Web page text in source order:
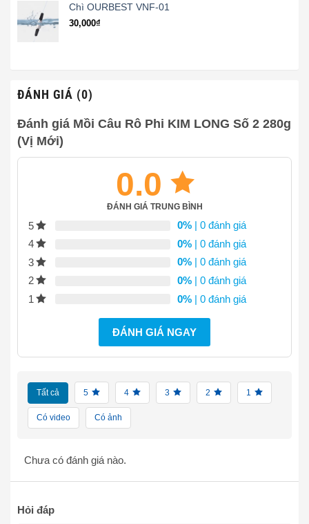
Chì OURBEST VNF-01
30,000₫
ĐÁNH GIÁ (0)
Đánh giá Mồi Câu Rô Phi KIM LONG Số 2 280g
(Vị Mới)
0.0
ĐÁNH GIÁ TRUNG BÌNH
5 0% | 0 đánh giá
4
0% | 0 đánh giá
3
0% | 0 đánh giá
2
0% | 0 đánh giá
1
0% | 0 đánh giá
ĐÁNH GIÁ NGAY
Tất cả 5 4 3 2 1
Có video Có ảnh
Chưa có đánh giá nào.
Hỏi đáp